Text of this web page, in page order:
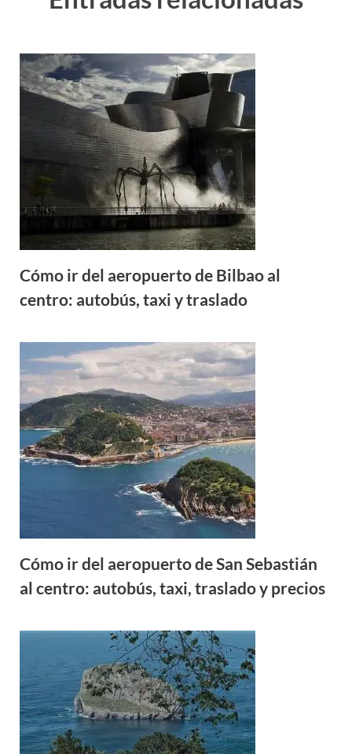
Cómo ir del aeropuerto de Bilbao al
centro: autobús, taxi y traslado
Cómo ir del aeropuerto de San Sebastián
al centro: autobús, taxi, traslado y precios